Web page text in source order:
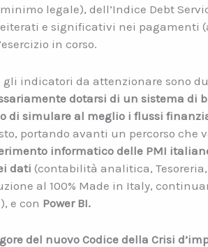
legale), dell’Indice Debt
e significativi nei pagamenti
in corso.
gli indicatori da attenzionare sono
dotarsi di un sistema
di simulare al meglio i flussi
portando avanti un percorso che
informatico delle PMI
dati (contabilità analitica,
al 100% Made in Italy,
e con Power BI.
del nuovo Codice della Crisi